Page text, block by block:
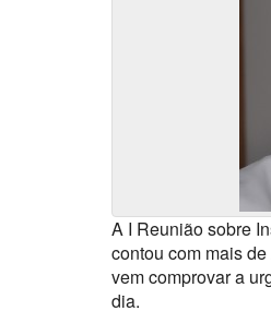
A I Reunião sobre
contou com mais
vem comprovar a
dia.